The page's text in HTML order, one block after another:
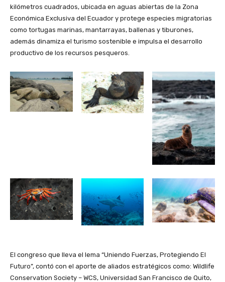
kilómetros cuadrados, ubicada en aguas abiertas de la Zona
Económica Exclusiva del Ecuador y protege especies migratorias
como tortugas marinas, mantarrayas, ballenas y tiburones,
además dinamiza el turismo sostenible e impulsa el desarrollo
productivo de los recursos pesqueros.
El congreso que lleva el lema “Uniendo Fuerzas, Protegiendo El
Futuro”, contó con el aporte de aliados estratégicos como: Wildlife
Conservation Society – WCS, Universidad San Francisco de Quito,